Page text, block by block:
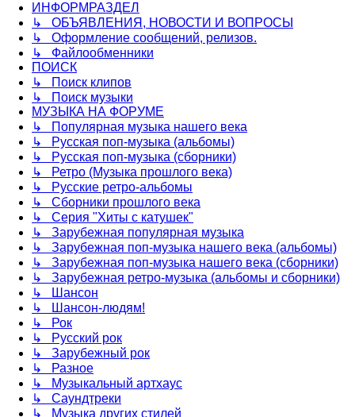
ИНФОРМРАЗДЕЛ
↳ ОБЪЯВЛЕНИЯ, НОВОСТИ И ВОПРОСЫ
↳ Оформление сообщений, релизов.
↳ Файлообменники
ПОИСК
↳ Поиск клипов
↳ Поиск музыки
МУЗЫКА НА ФОРУМЕ
↳ Популярная музыка нашего века
↳ Русская поп-музыка (альбомы)
↳ Русская поп-музыка (сборники)
↳ Ретро (Музыка прошлого века)
↳ Русские ретро-альбомы
↳ Сборники прошлого века
↳ Серия "Хиты с катушек"
↳ Зарубежная популярная музыка
↳ Зарубежная поп-музыка нашего века (альбомы)
↳ Зарубежная поп-музыка нашего века (сборники)
↳ Зарубежная ретро-музыка (альбомы и сборники)
↳ Шансон
↳ Шансон-людям!
↳ Рок
↳ Русский рок
↳ Зарубежный рок
↳ Разное
↳ Музыкальный артхаус
↳ Саундтреки
↳ Музыка других стилей